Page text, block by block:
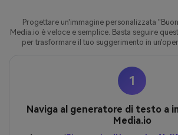
Progettare un'immagine personalizzata
Media.io è veloce e semplice. Basta seguire
per trasformare il tuo suggerimento in
1
Naviga al generatore di testo a
Media.io